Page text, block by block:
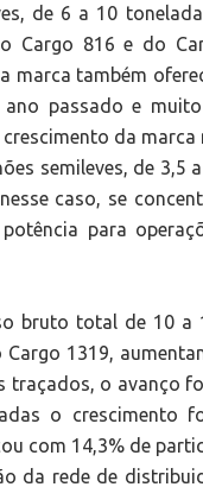
de 6 a 10
Cargo 816 e do
também
passado e
da marca
semileves, de 3,5
caso, se
para
bruto total de 10 a
1319,
traçados, o avanço
o crescimento
com 14,3% de
da rede de